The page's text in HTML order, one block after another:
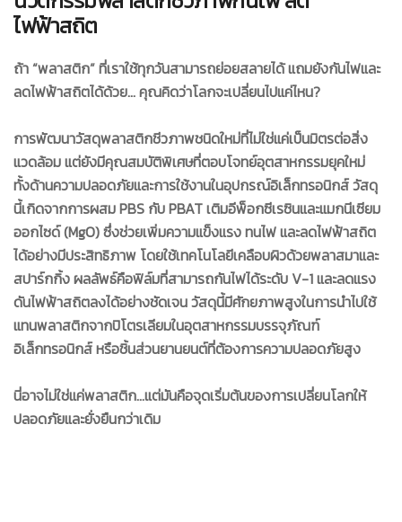
ไฟฟ้าสถิต
ถ้า “พลาสติก” ที่เราใช้ทุกวันสามารถย่อยสลายได้ แถมยังกันไฟและ
ลดไฟฟ้าสถิตได้ด้วย... คุณคิดว่าโลกจะเปลี่ยนไปแค่ไหน?
การพัฒนาวัสดุพลาสติกชีวภาพชนิดใหม่ที่ไม่ใช่แค่เป็นมิตรต่อสิ่ง
แวดล้อม แต่ยังมีคุณสมบัติพิเศษที่ตอบโจทย์อุตสาหกรรมยุคใหม่
ทั้งด้านความปลอดภัยและการใช้งานในอุปกรณ์อิเล็กทรอนิกส์วัสดุ
นี้เกิดจากการผสมPBS กับPBATเติมอีพ็อกซีเรซินและแมกนีเซียม
ออกไซด์ (MgO)ซึ่งช่วยเพิ่มความแข็งแรง ทนไฟ และลดไฟฟ้าสถิต
ได้อย่างมีประสิทธิภาพ โดยใช้เทคโนโลยีเคลือบผิวด้วยพลาสมาและ
สปาร์กกิ้งผลลัพธ์คือฟิล์มที่สามารถกันไฟได้ระดับ V-1และลดแรง
ดันไฟฟ้าสถิตลงได้อย่างชัดเจน วัสดุนี้มีศักยภาพสูงในการนำไปใช้
แทนพลาสติกจากปิโตรเลียมในอุตสาหกรรมบรรจุภัณฑ์
อิเล็กทรอนิกส์ หรือชิ้นส่วนยานยนต์ที่ต้องการความปลอดภัยสูง
นี่อาจไม่ใช่แค่พลาสติก...แต่มันคือจุดเริ่มต้นของการเปลี่ยนโลกให้
ปลอดภัยและยั่งยืนกว่าเดิม